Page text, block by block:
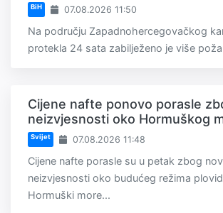
BiH 07.08.2026 11:50
Na području Zapadnohercegovačkog
protekla 24 sata zabilježeno je više
Cijene nafte ponovo porasle
neizvjesnosti oko Hormuškog
Svijet 07.08.2026 11:48
Cijene nafte porasle su u petak zbog
neizvjesnosti oko budućeg režima
Hormuški more...